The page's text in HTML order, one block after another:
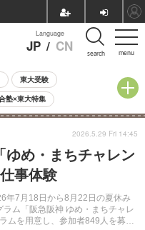
menu
Language
JP / CN search
東大受験
塾×東大特集
験 小学校受験
人気記事
中学生向け）
ゆめ・まちチャレン
事体験
年7月18日から8月22日の夏休み
ム「阪急阪神 ゆめ・まちチャレ
ムを用意し、参加者849人を募集
2026.5.29 Fri 14:45